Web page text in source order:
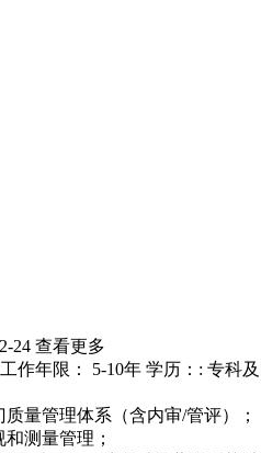
24 查看更多
工作年限： 5-10年 学历：: 专科
量管理体系（含内审/管评）；
测量管理；